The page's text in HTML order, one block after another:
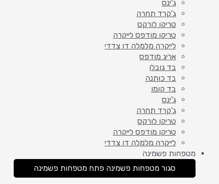
ג'ינס
ג'קרד תחרה
טריקו לורקס
טריקו מודפס לייקרה
לייקרה מלמלה דו צדדי
אריג מודפס
בד גובלן
בד כותנה
בד קומו
ג'ינס
ג'קרד תחרה
טריקו לורקס
טריקו מודפס לייקרה
לייקרה מלמלה דו צדדי
מטפחות פשמינה
סגור מטפחות פשמינה פתח מטפחות פשמינה